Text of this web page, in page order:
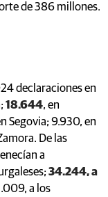
de 386 millones.
declaraciones en
18.644, en
Segovia; 9.930, en
De las
a
34.244, a
a los